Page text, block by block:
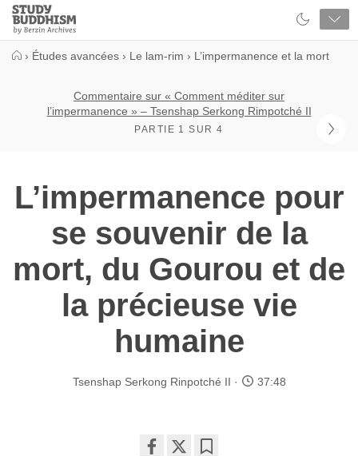
Close
Study
Buddhism
Home
› Études avancées › Le lam-rim › L’impermanence et la mort
Commentaire sur « Comment méditer sur
l’impermanence » – Tsenshap Serkong Rimpotché II
PARTIE 1 SUR 4
L’impermanence pour
se souvenir de la
mort, du Gourou et de
la précieuse vie
humaine
Tsenshap Serkong Rinpotché II 37:48